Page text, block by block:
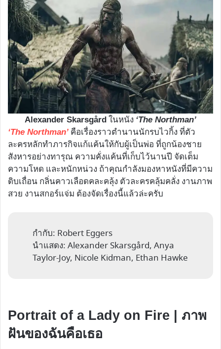
Alexander Skarsgård ในหนัง ‘The Northman’
‘The Northman’ คือเรื่องราวตำนานนักรบไวกิ้ง ที่ตัว
ละครหลักทำภารกิจแก้แค้นให้กับผู้เป็นพ่อ ที่ถูกน้องชาย
สังหารอย่างทารุณ ความคั่งแค้นที่เก็บไว้นานปี จัดเต็ม
ความโหด และหนักหน่วง ถ้าคุณกำลังมองหาหนังที่มีความ
ดิบเถื่อน กลิ่นคาวเลือดคละคลุ้ง ตัวละครคลุ้มคลั่ง งานภาพ
สวย งานสกอร์แจ่ม ต้องจัดเรื่องนี้แล้วล่ะครับ
กำกับ: Robert Eggers
นำแสดง: Alexander Skarsgård, Anya
Taylor-Joy, Nicole Kidman, Ethan Hawke
Portrait of a Lady on Fire | ภาพ
ฝันของฉันคือเธอ